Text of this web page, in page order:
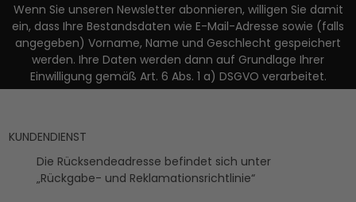
Wenn Sie unseren Newsletter abonnieren, willigen Sie damit
ein, dass Ihre Bestandsdaten wie E-Mail-Adresse sowie (falls
angegeben) Vorname, Name und Geschlecht gespeichert
werden. Ihre Daten werden dann auf Grundlage Ihrer
Einwilligung gemäß Art. 6 Abs. 1 a) DSGVO verarbeitet.
KUNDENDIENST
Die Rücksendeadresse befindet sich unter
„Rückgabe- und Reklamationsrichtlinie“